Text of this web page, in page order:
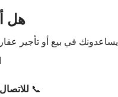
هل
يساعدونك في بيع أو تأجير
📞